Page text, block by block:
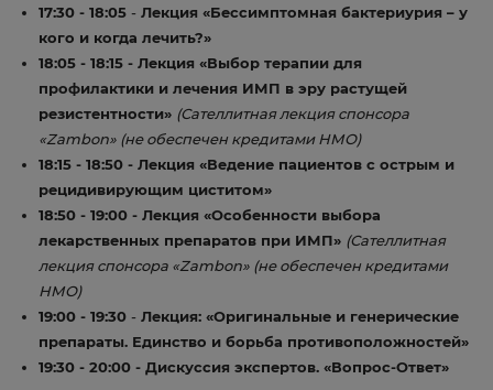
17:30 - 18:05 - Лекция «Бессимптомная бактериурия – у
кого и когда лечить?»
18:05 - 18:15 - Лекция «Выбор терапии для
профилактики и лечения ИМП в эру растущей
резистентности» (Сателлитная лекция спонсора
«Zambon» (не обеспечен кредитами НМО)
18:15 - 18:50 - Лекция «Ведение пациентов с острым и
рецидивирующим циститом»
18:50 - 19:00 - Лекция «Особенности выбора
лекарственных препаратов при ИМП» (Сателлитная
лекция спонсора «Zambon» (не обеспечен кредитами
НМО)
19:00 - 19:30 - Лекция: «Оригинальные и генерические
препараты. Единство и борьба противоположностей»
19:30 - 20:00 - Дискуссия экспертов. «Вопрос-Ответ»